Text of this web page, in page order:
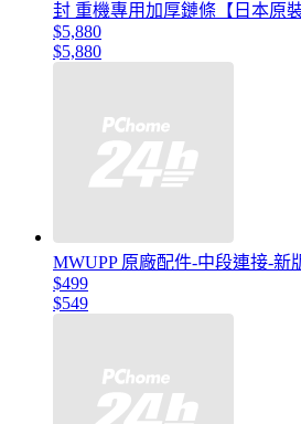
封 重機專用加厚鏈條【日本原
$5,880
$5,880
MWUPP 原廠配件-中段連接-新
$499
$549